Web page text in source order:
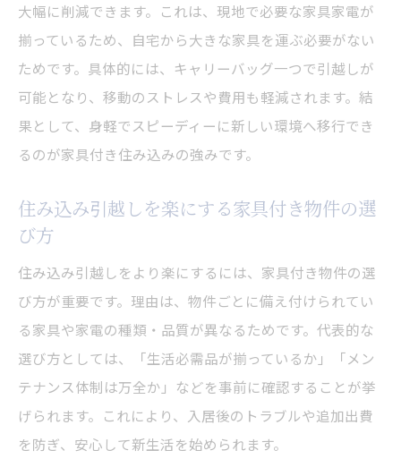
大幅に削減できます。これは、現地で必要な家具家電が
揃っているため、自宅から大きな家具を運ぶ必要がない
ためです。具体的には、キャリーバッグ一つで引越しが
可能となり、移動のストレスや費用も軽減されます。結
果として、身軽でスピーディーに新しい環境へ移行でき
るのが家具付き住み込みの強みです。
住み込み引越しを楽にする家具付き物件の選
び方
住み込み引越しをより楽にするには、家具付き物件の選
び方が重要です。理由は、物件ごとに備え付けられてい
る家具や家電の種類・品質が異なるためです。代表的な
選び方としては、「生活必需品が揃っているか」「メン
テナンス体制は万全か」などを事前に確認することが挙
げられます。これにより、入居後のトラブルや追加出費
を防ぎ、安心して新生活を始められます。